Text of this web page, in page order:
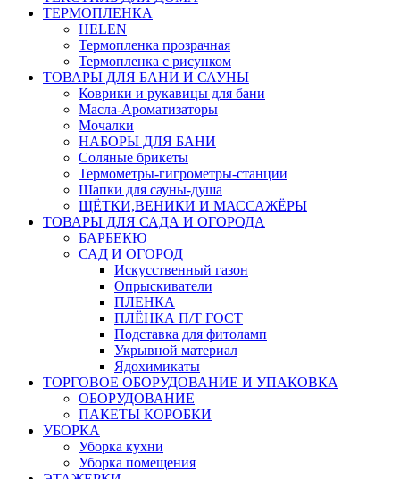
ТЕРМОПЛЕНКА
HELEN
Термопленка прозрачная
Термопленка с рисунком
ТОВАРЫ ДЛЯ БАНИ И САУНЫ
Коврики и рукавицы для бани
Масла-Aроматизаторы
Мочалки
НАБОРЫ ДЛЯ БАНИ
Соляные брикеты
Термометры-гигрометры-станции
Шапки для сауны-душа
ЩЁТКИ,ВЕНИКИ И МАССАЖЁРЫ
ТОВАРЫ ДЛЯ САДА И ОГОРОДА
БАРБЕКЮ
САД И ОГОРОД
Искусственный газон
Опрыскиватели
ПЛЕНКА
ПЛЁНКА П/Т ГОСТ
Подставка для фитоламп
Укрывной материал
Ядохимикаты
ТОРГОВОЕ ОБОРУДОВАНИЕ И УПАКОВКА
ОБОРУДОВАНИЕ
ПАКЕТЫ КОРОБКИ
УБОРКА
Уборка кухни
Уборка помещения